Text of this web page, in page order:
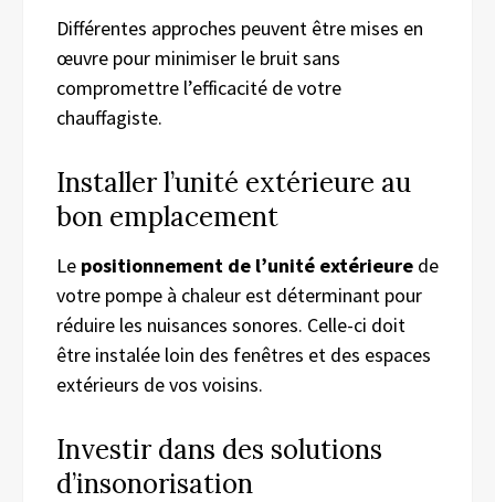
Différentes approches peuvent être mises en
œuvre pour minimiser le bruit sans
compromettre l’efficacité de votre
chauffagiste.
Installer l’unité extérieure au
bon emplacement
Le positionnement de l’unité extérieure de
votre pompe à chaleur est déterminant pour
réduire les nuisances sonores. Celle-ci doit
être instalée loin des fenêtres et des espaces
extérieurs de vos voisins.
Investir dans des solutions
d’insonorisation